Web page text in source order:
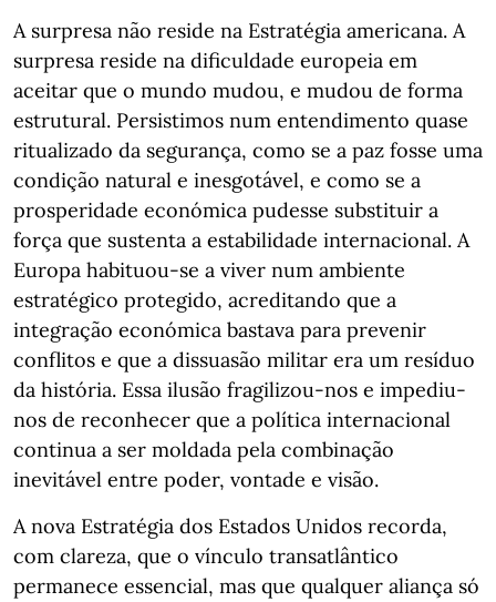
A surpresa não reside na Estratégia americana. A
surpresa reside na dificuldade europeia em
aceitar que o mundo mudou, e mudou de forma
estrutural. Persistimos num entendimento quase
ritualizado da segurança, como se a paz fosse uma
condição natural e inesgotável, e como se a
prosperidade económica pudesse substituir a
força que sustenta a estabilidade internacional. A
Europa habituou-se a viver num ambiente
estratégico protegido, acreditando que a
integração económica bastava para prevenir
conflitos e que a dissuasão militar era um resíduo
da história. Essa ilusão fragilizou-nos e impediu-
nos de reconhecer que a política internacional
continua a ser moldada pela combinação
inevitável entre poder, vontade e visão.
A nova Estratégia dos Estados Unidos recorda,
com clareza, que o vínculo transatlântico
permanece essencial, mas que qualquer aliança só